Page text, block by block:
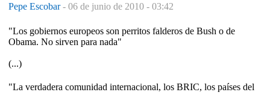
Pepe Escobar- 06 de junio de 2010 - 03:42
"Los gobiernos europeos son perritos falderos de Bush o de
Obama. No sirven para nada"
(...)
"La verdadera comunidad internacional, los BRIC, los países del